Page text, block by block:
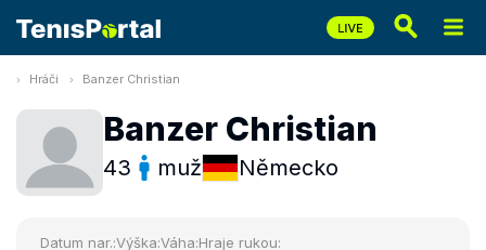
Hráči Banzer Christian
Banzer Christian
43 muž Německo
Datum nar.:Výška:Váha:Hraje rukou: